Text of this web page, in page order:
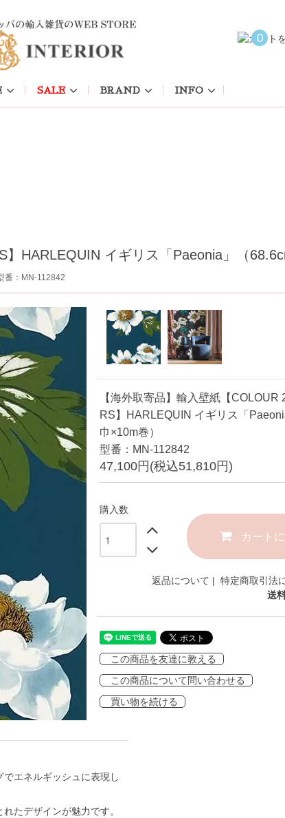
0
SALE BRAND INFO
】HARLEQUIN イギリス「Paeonia」（
番：MN-112842
【海外取寄品】輸入壁紙【COLOUR
RS】HARLEQUIN イギリス「
巾×10m巻）
型番：MN-112842
47,100円(税込51,810円)
購入数
カート
返品について | 特定商取引法
送
この商品を友達に教える
この商品について問い合わせる
買い物を続ける
エネルギッシュに表現し
たデザインが魅力です。